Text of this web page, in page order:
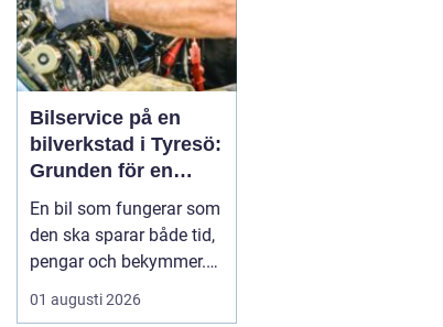
Bilservice på en
bilverkstad i Tyresö:
Grunden för en
trygg och hållbar
bilvardag
En bil som fungerar som
den ska sparar både tid,
pengar och bekymmer.
För många förare blir
servicefrågan ändå
01 augusti 2026